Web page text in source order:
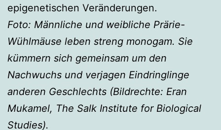
epigenetischen Veränderungen.
Foto: Männliche und weibliche Prärie-
Wühlmäuse leben streng monogam. Sie
kümmern sich gemeinsam um den
Nachwuchs und verjagen Eindringlinge
anderen Geschlechts (Bildrechte: Eran
Mukamel, The Salk Institute for Biological
Studies).